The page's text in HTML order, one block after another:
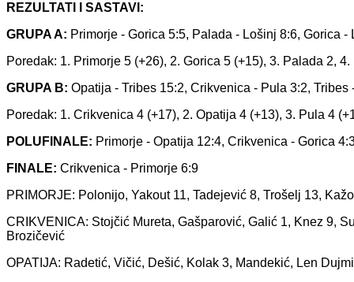
REZULTATI I SASTAVI:
GRUPA A: Primorje - Gorica 5:5, Palada - Lošinj 8:6, Gorica
Poredak: 1. Primorje 5 (+26), 2. Gorica 5 (+15), 3. Palada 2,
GRUPA B: Opatija - Tribes 15:2, Crikvenica - Pula 3:2,
Poredak: 1. Crikvenica 4 (+17), 2. Opatija 4 (+13), 3. Pula 4
POLUFINALE: Primorje - Opatija 12:4, Crikvenica - Gorica
FINALE: Crikvenica - Primorje 6:9
PRIMORJE: Polonijo, Yakout 11, Tadejević 8, Trošelj 13,
CRIKVENICA: Stojčić Mureta, Gašparović, Galić 1, Knez 9,
Brozičević
OPATIJA: Radetić, Vičić, Dešić, Kolak 3, Mandekić, Len